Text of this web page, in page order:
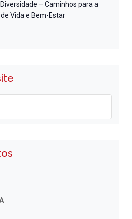
Diversidade – Caminhos para a
Vida e Bem-Estar